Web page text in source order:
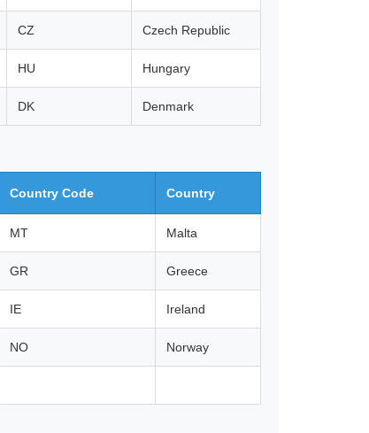
CZ Czech Republic
HU Hungary
DK Denmark
Country Code Country
MT Malta
GR Greece
IE Ireland
NO Norway